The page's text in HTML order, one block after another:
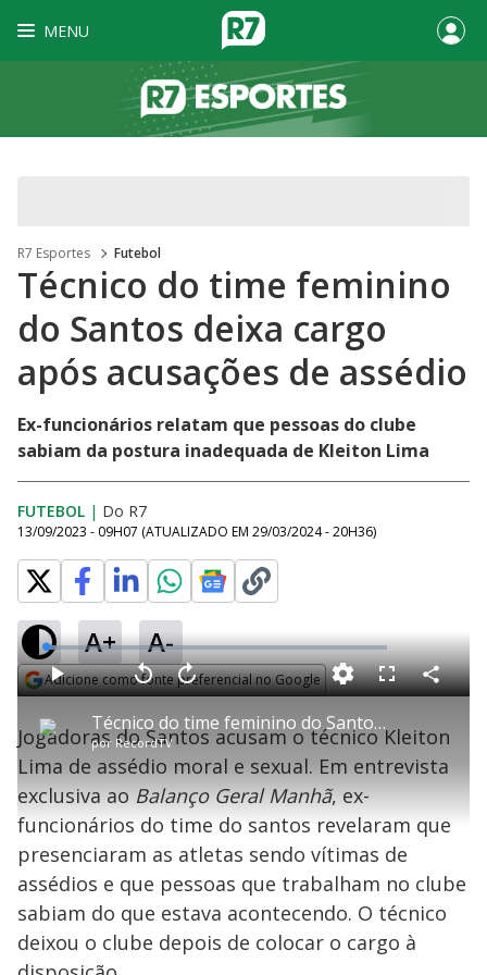
MENU
R7 Esportes Futebol
Técnico do time feminino
do Santos deixa cargo
após acusações de assédio
Ex-funcionários relatam que pessoas do clube
sabiam da postura inadequada de Kleiton Lima
FUTEBOL | Do R7
13/09/2023 - 09H07 (ATUALIZADO EM 29/03/2024 - 20H36)
A+ A-
Adicione como fonte preferencial no Google
P
l
a
y
Técnico do time feminino do Santos deixa cargo após acusações de assédio
por RecordTV
P V
t
a
r
1
0
e
g
n
d
s
A
a
n
ç
a
1
s
e
u
n
o
s
M
u
d
L
o
a
d
e
:
3
.
0
7
%
F
s
c
e
C
o
a
r
i
l
Jogadoras do Santos acusam o técnico Kleiton
Lima de assédio moral e sexual. Em entrevista
exclusiva aoBalanço Geral Manhã, ex-
funcionários do time do santos revelaram que
presenciaram as atletas sendo vítimas de
assédios e que pessoas que trabalham no clube
sabiam do que estava acontecendo. O técnico
deixou o clube depois de colocar o cargo à